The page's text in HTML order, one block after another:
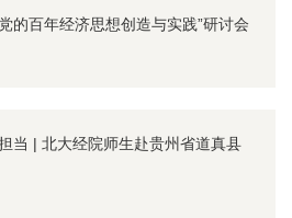
的百年经济思想创造与实践”研讨会
当 | 北大经院师生赴贵州省道真县